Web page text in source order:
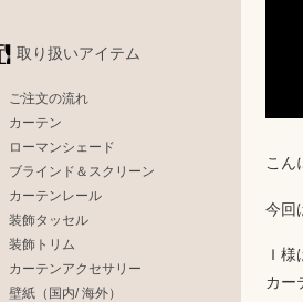
こん
今回
Ｉ
カー
取り扱いアイテム
ご注文の流れ
カーテン
ローマンシェード
ブラインド＆スクリーン
カーテンレール
装飾タッセル
装飾トリム
カーテンアクセサリー
壁紙（国内/ 海外）